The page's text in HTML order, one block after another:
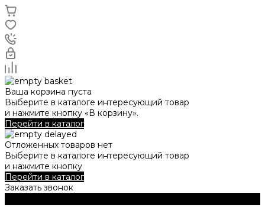
Ваша корзина пуста
Выберите в каталоге интересующий товар
и нажмите кнопку «В корзину».
Перейти в каталог
Отложенных товаров нет
Выберите в каталоге интересующий товар
и нажмите кнопку
Перейти в каталог
Заказать звонок